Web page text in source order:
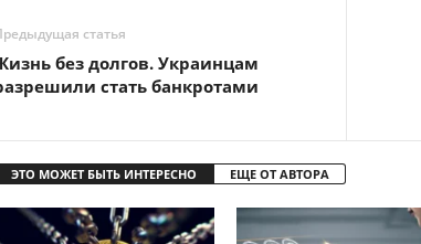
статья
без долгов. Украинцам
стать банкротами
ЭТО МОЖЕТ БЫТЬ ИНТЕРЕСНО ЕЩЕ ОТ АВТОРА